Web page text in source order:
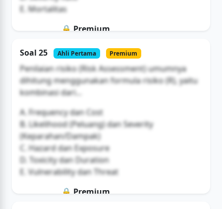
E. Mortalitas
🔒 Premium
Buka Akses
Soal 25 Ahli Pertama Premium
Penilaian risiko (Risk Assessment) umumnya
dihitung menggunakan formula risiko (R), yaitu
kombinasi dari...
A. Frequency dan Cost
B. Likelihood (Peluang) dan Severity
(Keparahan/Dampak)
C. Hazard dan Exposure
D. Toxicity dan Duration
E. Vulnerability dan Threat
🔒 Premium